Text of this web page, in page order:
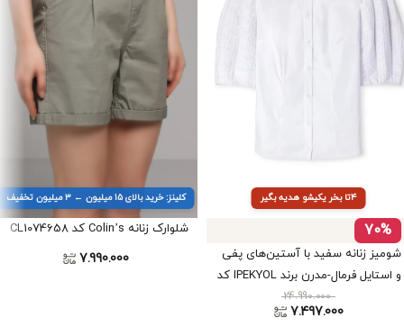
۴تا بخر یکیشو هدیه بگیر
70%
شومیز زنانه سفید با آستین‌های پفی
و استایل فرمال-مدرن برند IPEKYOL کد
IS1240025177
24.990.000
7.497.000
کلینز: خرید بالای ۱۵ میلیون ← ۳ میلیون تخفیف
شلوارک زنانه Colin’s کد CL1074658
7.990.000